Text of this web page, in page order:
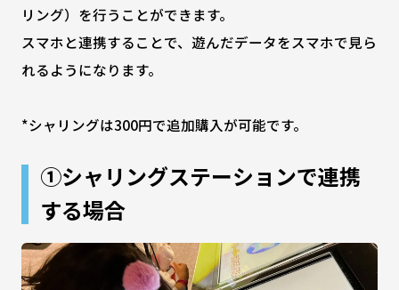
リング）を行うことができます。
スマホと連携することで、遊んだデータをスマホで見ら
れるようになります。
*シャリングは300円で追加購入が可能です。
①シャリングステーションで連携
する場合